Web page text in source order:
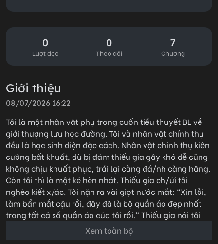
0
Lượt đọc
0
Theo dõi
7
Chương
Giới thiệu
08/07/2026 16:22
Tôi là một nhân vật phụ trong cuốn tiểu thuyết BL về
giới thượng lưu học đường. Tôi và nhân vật chính thụ
đều là học sinh diện đặc cách. Nhân vật chính thụ kiên
cường bất khuất, dù bị đám thiếu gia gây khó dễ cũng
không chịu khuất phục, trái lại càng đá/nh càng hăng.
Còn tôi thì là một kẻ hèn nhát. Thiếu gia ch/ửi tôi
nghèo kiết x/ác. Tôi nặn ra vài giọt nước mắt: "Xin lỗi,
làm bẩn mắt cậu rồi, đây đã là bộ quần áo đẹp nhất
trong tất cả số quần áo của tôi rồi." Thiếu gia nói tôi
giả tạo. Tôi tự ti cúi đầu: "Xin lỗi, tôi chỉ sợ các cậu coi
thường tôi, tôi muốn làm bạn với các cậu, nhưng ngay
Xem toàn bộ